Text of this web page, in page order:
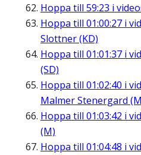
Hoppa till 59:23 i
Hoppa till 01:00:27 i
Slottner (KD)
Hoppa till 01:01:37 i
(SD)
Hoppa till 01:02:40 i
Malmer Stenergard
Hoppa till 01:03:42 i
(M)
Hoppa till 01:04:48 i